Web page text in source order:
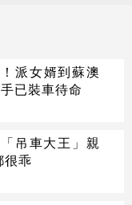
派女婿到蘇澳
手已裝車待命
吊車大王」親
很乖